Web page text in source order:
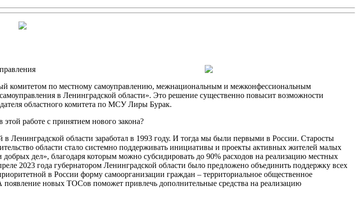
комитетом по местному самоуправлению, межнациональным и межконфессиональным
в Ленинградской области». Это решение существенно повысит возможности
областного комитета по МСУ Лиры Бурак.
работе с принятием нового закона?
Ленинградской области заработал в 1993 году. И тогда мы были первыми в России. Старосты
области стало системно поддерживать инициативы и проекты активных жителей малых
дел», благодаря которым можно субсидировать до 90% расходов на реализацию местных
2023 года губернатором Ленинградской области было предложено объединить поддержку всех
в России форму самоорганизации граждан – территориальное общественное
новых ТОСов поможет привлечь дополнительные средства на реализацию